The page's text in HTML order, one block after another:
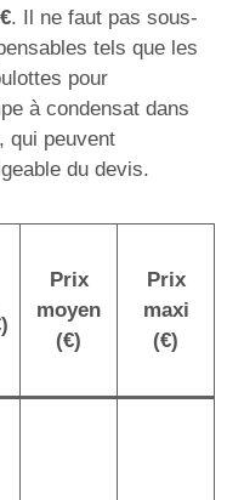
. Il ne faut pas sous-
tels que les
pour
à condensat dans
qui peuvent
du devis.
Prix
moyen
(€)
Prix
maxi
(€)